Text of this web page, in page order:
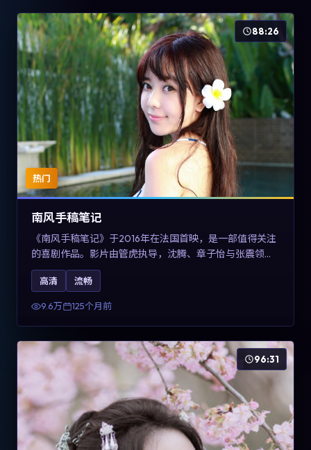
热门
88:26
南风手稿笔记
《南风手稿笔记》于2016年在法国首映，是一部值得关注
的喜剧作品。影片由管虎执导，沈腾、章子怡与张震领衔
出演。剧情通过回忆与现实交错呈现记忆的可塑性，整体
完成度高，适合希望了解法国喜剧类型创作的观众在线观
高清 流畅
9.6万 125个月前
96:31